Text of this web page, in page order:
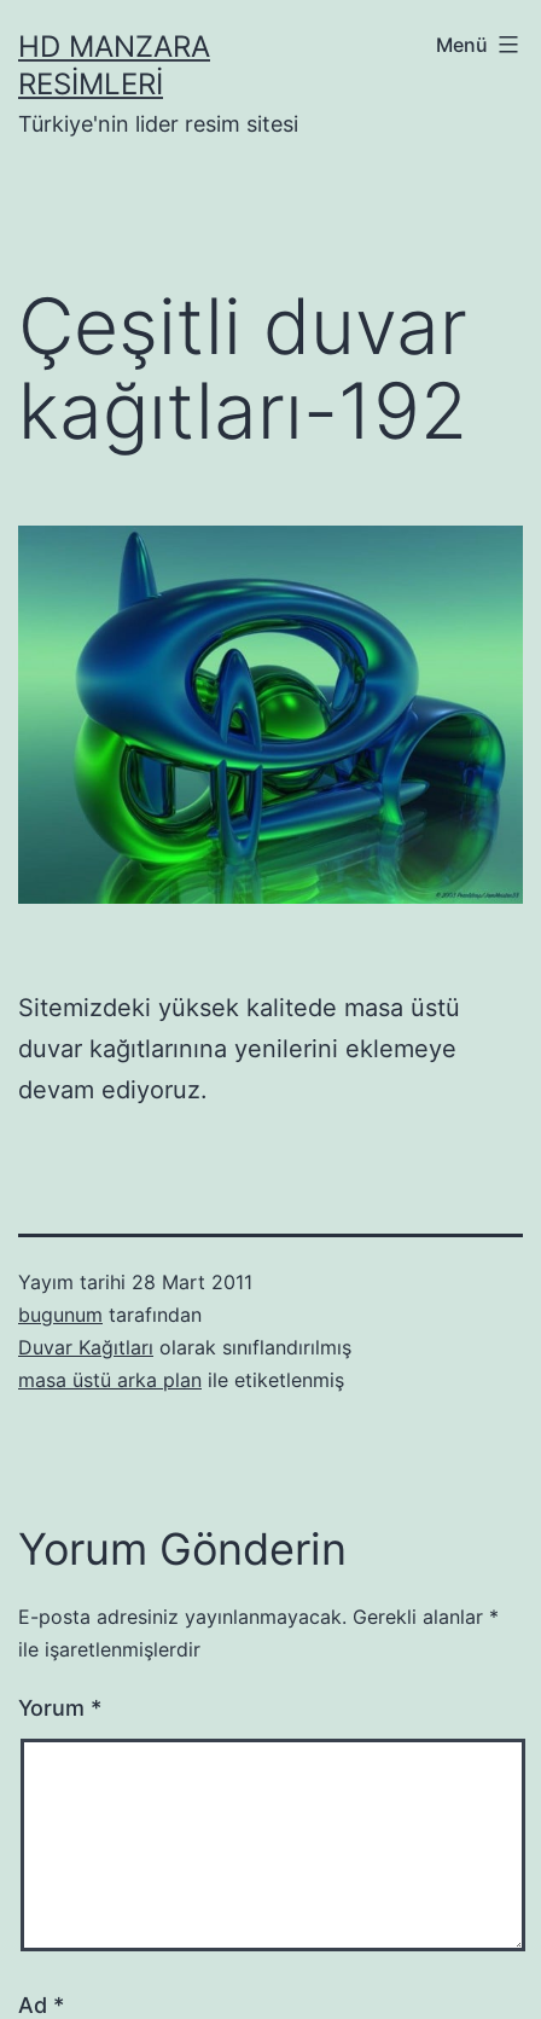
geçHD MANZARA
RESIMLERI
Türkiye'nin lider resim sitesi
Menü
Çeşitli duvar
kağıtları-192
Sitemizdeki yüksek kalitede masa üstü
duvar kağıtlarınına yenilerini eklemeye
devam ediyoruz.
Yayım tarihi 28 Mart 2011
bugunum tarafından
Duvar Kağıtları olarak sınıflandırılmış
masa üstü arka plan ile etiketlenmiş
Yorum Gönderin
E-posta adresiniz yayınlanmayacak. Gerekli alanlar *
ile işaretlenmişlerdir
Yorum *
Ad *